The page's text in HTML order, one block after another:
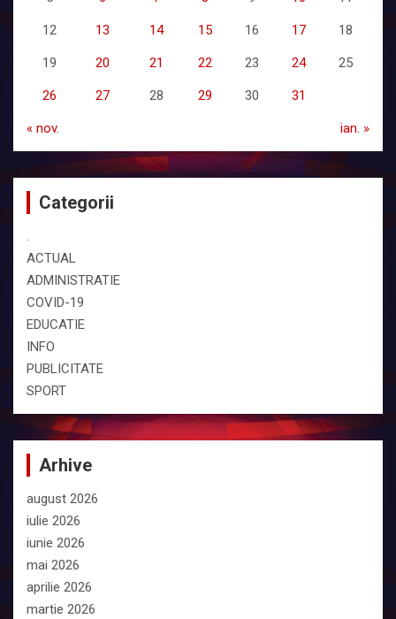
12 13 14 15 16 17 18
19 20 21 22 23 24 25
26 27 28 29 30 31
« nov. ian. »
Categorii
.
ACTUAL
ADMINISTRATIE
COVID-19
EDUCATIE
INFO
PUBLICITATE
SPORT
Arhive
august 2026
iulie 2026
iunie 2026
mai 2026
aprilie 2026
martie 2026